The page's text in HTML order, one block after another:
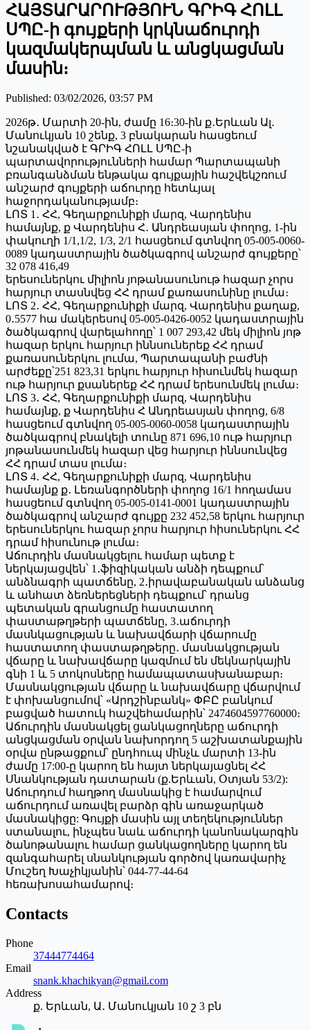
ՀԱՅՏԱՐԱՐՈՒԹՅՈՒՆ ԳՐԻԳ ՀՈԼԼ
ՍՊԸ-ի գույքերի կրկնաճուրդի
կազմակերպման և անցկացման
մասին։
Published: 03/02/2026, 03:57 PM
2026թ․ Մարտի 20-ին, ժամը 16։30-ին ք․Երևան Ալ․
Մանուկյան 10 շենք, 3 բնակարան հասցեում
նշանակված է ԳՐԻԳ ՀՈԼԼ ՍՊԸ-ի
պարտավորությունների համար Պարտապանի
բռանգանձման ենթակա գույքային հաշվեկշռում
անշարժ գույքերի աճուրդը հետևյալ
հաջորդականությամբ։
ԼՈՏ 1․ ՀՀ, Գեղարքունիքի մարզ, Վարդենիս
համայնք, ք Վարդենիս Հ․ Անդրեասյան փողոց, 1-ին
փակուղի 1/1,1/2, 1/3, 2/1 հասցեում գտնվող 05-005-0060-
0089 կադաստրային ծածկագրով անշարժ գույքերը՝
32 078 416,49
երեսուներկու միլիոն յոթանասունութ հազար չորս
հարյուր տասնվեց ՀՀ դրամ քառասունինը լումա։
ԼՈՏ 2․ ՀՀ, Գեղարքունիքի մարզ, Վարդենիս քաղաք,
0․5577 հա մակերեսով 05-005-0426-0052 կադաստրային
ծածկագրով վարելահողը՝ 1 007 293,42 մեկ միլիոն յոթ
հազար երկու հարյուր իննսուներեք ՀՀ դրամ
քառասուներկու լումա, Պարտապանի բաժնի
արժեքը՝251 823,31 երկու հարյուր հիսունմեկ հազար
ութ հարյուր քսաներեք ՀՀ դրամ երեսունմեկ լումա։
ԼՈՏ 3․ ՀՀ, Գեղարքունիքի մարզ, Վարդենիս
համայնք, ք Վարդենիս Հ Անդրեասյան փողոց, 6/8
հասցեում գտնվող 05-005-0060-0058 կադաստրային
ծածկագրով բնակելի տունը 871 696,10 ութ հարյուր
յոթանասունմեկ հազար վեց հարյուր իննսունվեց
ՀՀ դրամ տաս լումա։
ԼՈՏ 4․ ՀՀ, Գեղարքունիքի մարզ, Վարդենիս
համայնք ք․ Լեռանգործների փողոց 16/1 հողամաս
հասցեում գտնվող 05-005-0141-0001 կադաստրային
ծածկագրով անշարժ գույքը 232 452,58 երկու հարյուր
երեսուներկու հազար չորս հարյուր հիսուներկու ՀՀ
դրամ հիսունութ լումա։
Աճուրդին մասնակցելու համար պետք է
ներկայացվեն՝ 1․ֆիզիկական անձի դեպքում՝
անձնագրի պատճենը, 2․իրավաբանական անձանց
և անհատ ձեռներեցների դեպքում՝ դրանց
պետական գրանցումը հաստատող
փաստաթղթերի պատճենը, 3․աճուրդի
մասնկացության և նախավճարի վճարումը
հաստատող փաստաթղթերը․ մասնակցության
վճարը և նախավճարը կազմում են մեկնարկային
գնի 1 և 5 տոկոսները համապատասխանաբար։
Մասնակցության վճարը և նախավճարը վճարվում
է փոխանցումով՝ «Արդշինբանկ» ՓԲԸ բանկում
բացված հատուկ հաշվեհամարին՝ 2474604597760000։
Աճուրդին մասնակցել ցանկացողները աճուրդի
անցկացման օրվան նախորդող 5 աշխատանքային
օրվա ընթացքում՝ ընդհուպ մինչև մարտի 13-ին
ժամը 17:00-ը կարող են հայտ ներկայացնել ՀՀ
Սնանկության դատարան (ք.Երևան, Օտյան 53/2):
Աճուրդում հաղթող մասնակից է համարվում
աճուրդում առավել բարձր գին առաջարկած
մասնակիցը: Գույքի մասին այլ տեղեկություններ
ստանալու, ինչպես նաև աճուրդի կանոնակարգին
ծանոթանալու համար ցանկացողները կարող են
զանգահարել սնանկության գործով կառավարիչ
Մուշեղ Խաչիկյանին՝ 044-77-44-64
հեռախոսահամարով։
Contacts
Phone
37444774464
Email
snank.khachikyan@gmail.com
Address
ք. Երևան, Ա․ Մանուկյան 10 շ 3 բն